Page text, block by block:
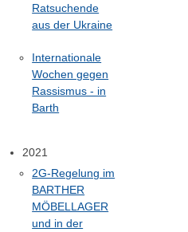
Ratsuchende
aus der Ukraine
Internationale
Wochen gegen
Rassismus - in
Barth
2021
2G-Regelung im
BARTHER
MÖBELLAGER
und in der